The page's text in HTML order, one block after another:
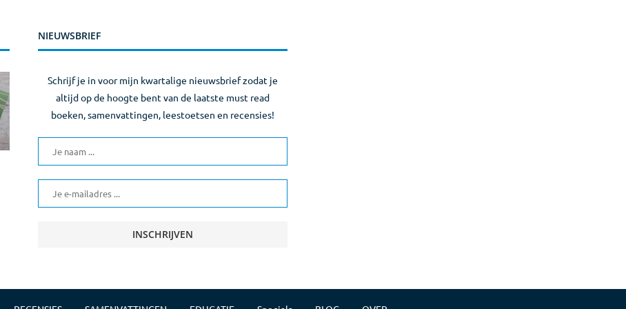
NIEUWSBRIEF
Schrijf je in voor mijn kwartalige nieuwsbrief zodat je
altijd op de hoogte bent van de laatste must read
boeken, samenvattingen, leestoetsen en recensies!